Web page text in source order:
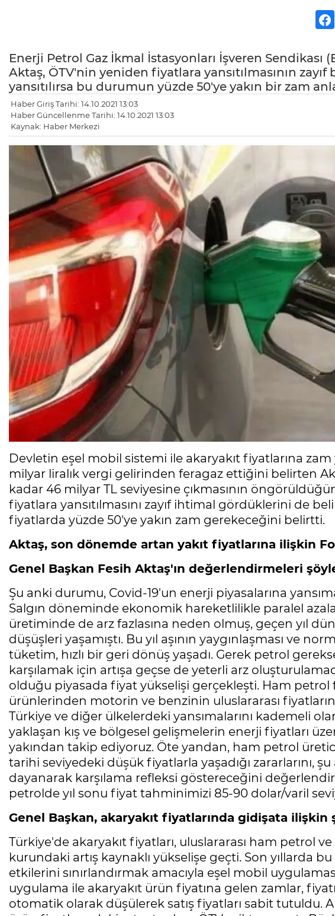
Enerji Petrol Gaz İkmal İstasyonları İşveren Sendikası
Aktaş, ÖTV'nin yeniden fiyatlara yansıtılmasının
yansıtılırsa bu durumun yüzde 50'ye yakın bir zam
Haber Giriş Tarihi: 14.10.2021 13:03
Haber Güncellenme Tarihi: 14.10.2021 13:03
Kaynak: Haber Merkezi
Devletin eşel mobil sistemi ile akaryakıt fiyatlarına zam
milyar liralık vergi gelirinden feragaz ettiğini belirten
kadar 46 milyar TL seviyesine çıkmasının
fiyatlara yansıtılmasını zayıf ihtimal gördüklerini de
fiyatlarda yüzde 50'ye yakın zam gerekeceğini belirtti.
Aktaş, son dönemde artan yakıt fiyatlarına ilişkin
Genel Başkan Fesih Aktaş'ın değerlendirmeleri
Şu anki durumu, Covid-19'un enerji piyasalarına
Salgın döneminde ekonomik hareketlilikle paralel
üretiminde de arz fazlasına neden olmuş, geçen yıl
düşüşleri yaşamıştı. Bu yıl aşının yaygınlaşması ve
tüketim, hızlı bir geri dönüş yaşadı. Gerek petrol
karşılamak için artışa geçse de yeterli arz
olduğu piyasada fiyat yükselişi gerçekleşti. Ham petrol
ürünlerinden motorin ve benzinin uluslararası
Türkiye ve diğer ülkelerdeki yansımalarını kademeli
yaklaşan kış ve bölgesel gelişmelerin enerji fiyatları
yakından takip ediyoruz. Öte yandan, ham petrol
tarihi seviyedeki düşük fiyatlarla yaşadığı zararlarını,
dayanarak karşılama refleksi göstereceğini
petrolde yıl sonu fiyat tahminimizi 85-90 dolar/varil
Genel Başkan, akaryakıt fiyatlarında gidişata
Türkiye'de akaryakıt fiyatları, uluslararası ham petrol
kurundaki artış kaynaklı yükselişe geçti. Son yıllarda
etkilerini sınırlandırmak amacıyla eşel mobil
uygulama ile akaryakıt ürün fiyatına gelen zamlar,
otomatik olarak düşülerek satış fiyatları sabit tutuldu.